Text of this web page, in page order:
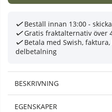
Beställ innan 13:00 -
Gratis fraktalternativ över
Betala med Swish,
delbetalning
BESKRIVNING
EGENSKAPER